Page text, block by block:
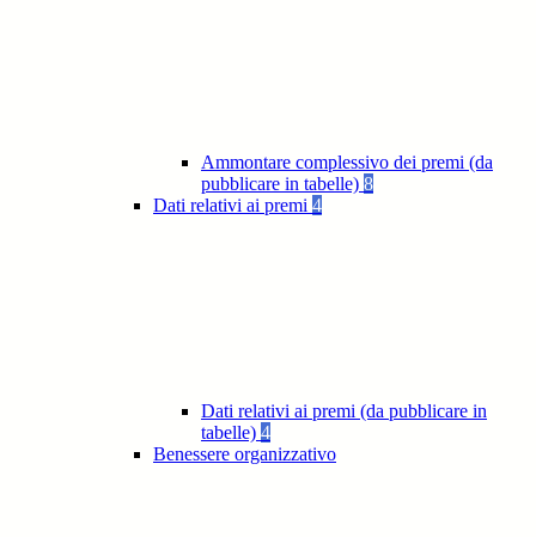
Ammontare complessivo dei premi (da
pubblicare in tabelle) 8
Dati relativi ai premi 4
Dati relativi ai premi (da pubblicare in
tabelle) 4
Benessere organizzativo